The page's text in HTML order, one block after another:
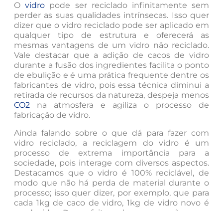
Ovidro pode ser reciclado infinitamente sem
perder as suas qualidades intrínsecas. Isso quer
dizer que o vidro reciclado pode ser aplicado em
qualquer tipo de estrutura e oferecerá as
mesmas vantagens de um vidro não reciclado.
Vale destacar que a adição de cacos de vidro
durante a fusão dos ingredientes facilita o ponto
de ebulição e é uma prática frequente dentre os
fabricantes de vidro, pois essa técnica diminui a
retirada de recursos da natureza, despeja menos
CO2 na atmosfera e agiliza o processo de
fabricação de vidro.
Ainda falando sobre o que dá para fazer com
vidro reciclado, a reciclagem do vidro é um
processo de extrema importância para a
sociedade, pois interage com diversos aspectos.
Destacamos que o vidro é 100% reciclável, de
modo que não há perda de material durante o
processo; isso quer dizer, por exemplo, que para
cada 1kg de caco de vidro, 1kg de vidro novo é